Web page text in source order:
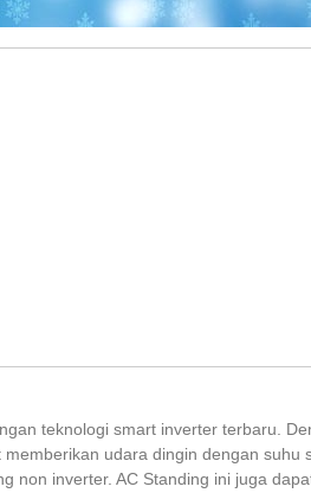
teknologi smart inverter terbaru.
udara dingin dengan suhu
non inverter. AC Standing ini juga